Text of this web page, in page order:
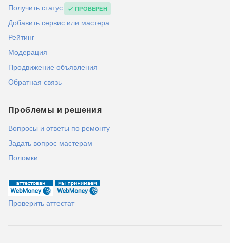
Получить статус ПРОВЕРЕН
Добавить сервис или мастера
Рейтинг
Модерация
Продвижение объявления
Обратная связь
Проблемы и решения
Вопросы и ответы по ремонту
Задать вопрос мастерам
Поломки
Проверить аттестат